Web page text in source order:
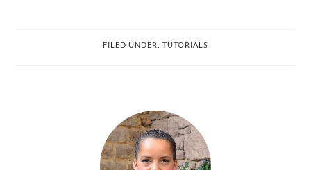
FILED UNDER: TUTORIALS